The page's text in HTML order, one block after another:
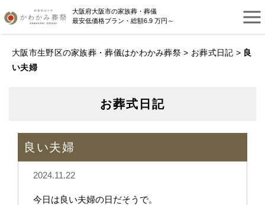
大阪府大阪市の家族葬・葬儀
最安低価格プラン・総額6.9 万円～
大阪市生野区の家族葬・葬儀はかわかみ葬祭 > お葬式日記 > 良
い夫婦
お葬式日記
良い夫婦
2024.11.22
今日は良い夫婦の日だそうで。